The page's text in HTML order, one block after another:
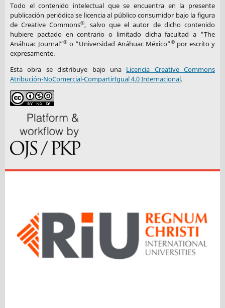
Todo el contenido intelectual que se encuentra en la presente
publicación periódica se licencia al público consumidor bajo la figura
de Creative Commons©, salvo que el autor de dicho contenido
hubiere pactado en contrario o limitado dicha facultad a “The
Anáhuac Journal”© o “Universidad Anáhuac México”©por escrito y
expresamente.
Esta obra se distribuye bajo una Licencia Creative Commons
Atribución-NoComercial-CompartirIgual 4.0 Internacional.